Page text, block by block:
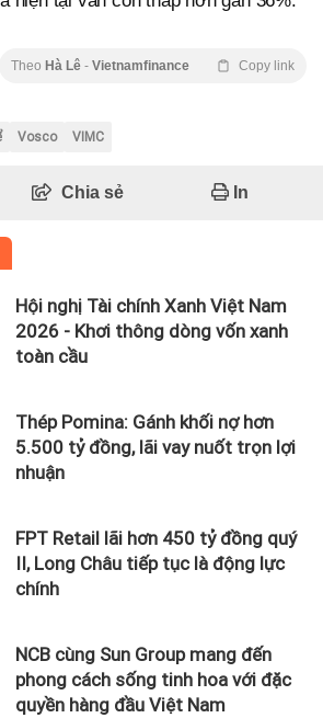
Theo Hà Lê - Vietnamfinance Copy link
Vosco VIMC
Chia sẻ In
Hội nghị Tài chính Xanh Việt Nam
2026 - Khơi thông dòng vốn xanh
toàn cầu
Thép Pomina: Gánh khối nợ hơn
5.500 tỷ đồng, lãi vay nuốt trọn lợi
nhuận
FPT Retail lãi hơn 450 tỷ đồng quý
II, Long Châu tiếp tục là động lực
chính
NCB cùng Sun Group mang đến
phong cách sống tinh hoa với đặc
quyền hàng đầu Việt Nam